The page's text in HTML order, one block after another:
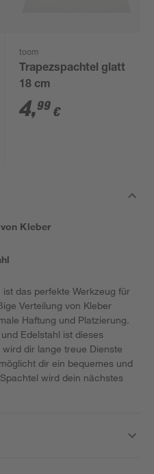
toom
Trapezspachtel glatt
18 cm
4,99 €
Kleber
das perfekte Werkzeug für
Verteilung von Kleber
Haftung und Platzierung.
Edelstahl ist dieses
dir lange treue Dienste
dir ein bequemes und
wird dein nächstes